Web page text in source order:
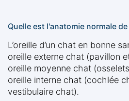
Quelle est l'anatomie normale
L’oreille d’un chat en bonne
oreille externe chat (pavillon
oreille moyenne chat
oreille interne chat (cochlée
vestibulaire chat).